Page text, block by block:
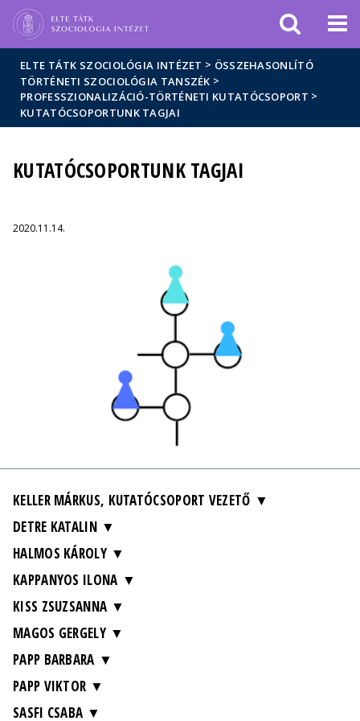
sajtóban
ELTE TÁTK SZOCIOLÓGIA INTÉZET > ÖSSZEHASONLÍTÓ
TÖRTÉNETI SZOCIOLÓGIA TANSZÉK >
PROFESSZIONALIZÁCIÓ-TÖRTÉNETI KUTATÓCSOPORT >
KUTATÓCSOPORTUNK TAGJAI
KUTATÓCSOPORTUNK TAGJAI
2020.11.14.
KELLER MÁRKUS, KUTATÓCSOPORT VEZETŐ
DETRE KATALIN
HALMOS KÁROLY
KAPPANYOS ILONA
KISS ZSUZSANNA
MAGOS GERGELY
PAPP BARBARA
PAPP VIKTOR
SASFI CSABA